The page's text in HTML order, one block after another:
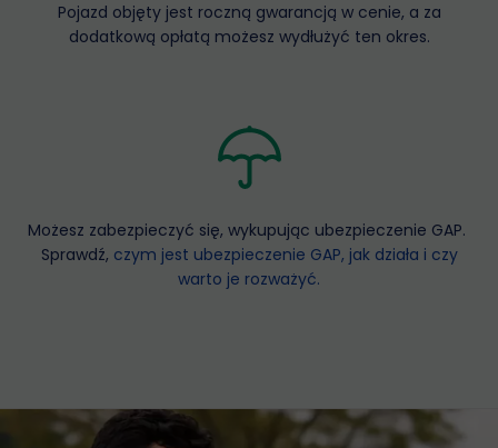
Możesz zabezpieczyć się, wykupując ubezpieczenie GAP.
Sprawdź, czym jest ubezpieczenie GAP, jak działa i czy
warto je rozważyć.
Pojazd objęty jest roczną gwarancją w cenie, a za
dodatkową opłatą możesz wydłużyć ten okres.